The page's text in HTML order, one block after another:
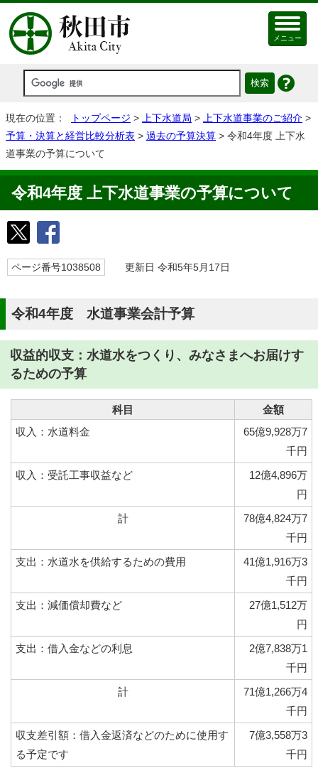
メニュー
現在の位置： トップページ > 上下水道局 > 上下水道事業のご紹介 >
予算・決算と経営比較分析表 > 過去の予算決算 > 令和4年度 上下水
道事業の予算について
令和4年度 上下水道事業の予算について
ページ番号1038508 更新日 令和5年5月17日
令和4年度 水道事業会計予算
収益的収支：水道水をつくり、みなさまへお届けす
るための予算
科目
金額
収入：水道料金
65億9,928万7
千円
収入：受託工事収益など
12億4,896万
円
計
78億4,824万7
千円
支出：水道水を供給するための費用
41億1,916万3
千円
支出：減価償却費など
27億1,512万
円
支出：借入金などの利息
2億7,838万1
千円
計
71億1,266万4
千円
収支差引額：借入金返済などのために使用す
る予定です
7億3,558万3
千円